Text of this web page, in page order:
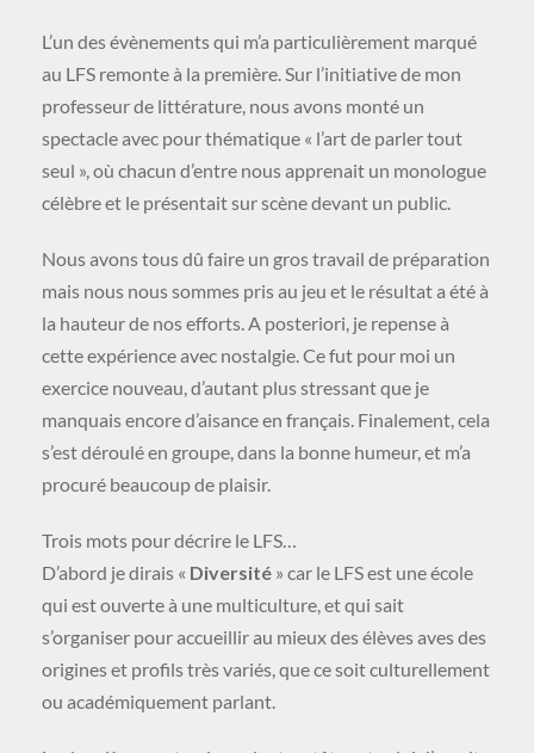
L’un des évènements qui m’a particulièrement marqué
au LFS remonte à la première. Sur l’initiative de mon
professeur de littérature, nous avons monté un
spectacle avec pour thématique « l’art de parler tout
seul », où chacun d’entre nous apprenait un monologue
célèbre et le présentait sur scène devant un public.
Nous avons tous dû faire un gros travail de préparation
mais nous nous sommes pris au jeu et le résultat a été à
la hauteur de nos efforts. A posteriori, je repense à
cette expérience avec nostalgie. Ce fut pour moi un
exercice nouveau, d’autant plus stressant que je
manquais encore d’aisance en français. Finalement, cela
s’est déroulé en groupe, dans la bonne humeur, et m’a
procuré beaucoup de plaisir.
Trois mots pour décrire le LFS…
D’abord je dirais « Diversité » car le LFS est une école
qui est ouverte à une multiculture, et qui sait
s’organiser pour accueillir au mieux des élèves aves des
origines et profils très variés, que ce soit culturellement
ou académiquement parlant.